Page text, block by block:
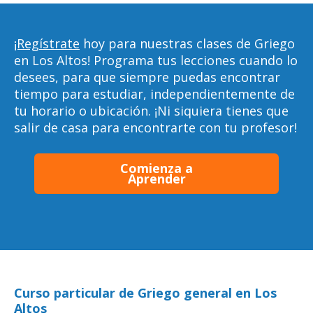
¡Regístrate hoy para nuestras clases de Griego
en Los Altos! Programa tus lecciones cuando lo
desees, para que siempre puedas encontrar
tiempo para estudiar, independientemente de
tu horario o ubicación. ¡Ni siquiera tienes que
salir de casa para encontrarte con tu profesor!
Comienza a
Aprender
Curso particular de Griego general en Los
Altos